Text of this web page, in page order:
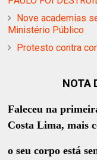
Nove academias
Ministério Público
Protesto contra
NOTA
Faleceu na
Costa Lima, mais
o seu corpo está